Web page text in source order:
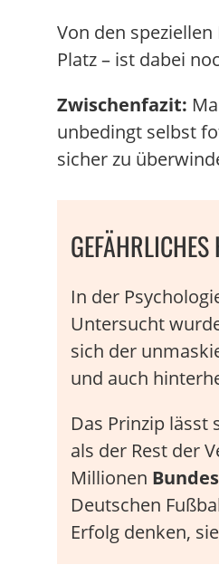
Von den
Platz – ist dabei
Zwischenfazit:
unbedingt selbst
sicher zu
In der
Untersucht
sich der
und auch
Das Prinzip lässt
als der Rest der
Millionen
Deutschen
Erfolg denken,